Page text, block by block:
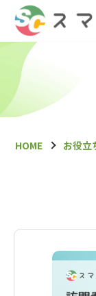
HOME お役立